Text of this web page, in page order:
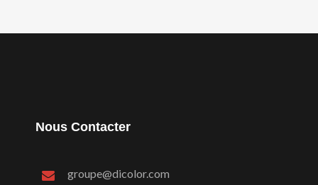
Nous Contacter
groupe@dicolor.com